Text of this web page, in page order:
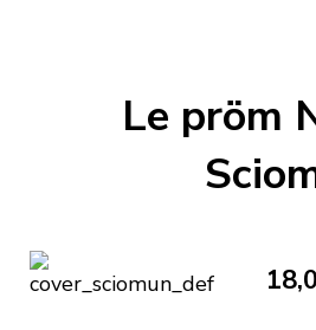
Le pröm